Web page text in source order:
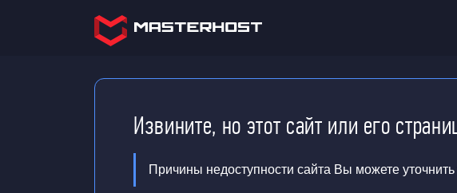
Извините, но этот сайт или его
Причины недоступности сайта Вы можете